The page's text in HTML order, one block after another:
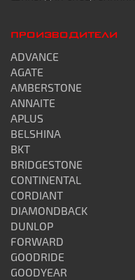
ПРОИЗВОДИТЕЛИ
ADVANCE
AGATE
AMBERSTONE
ANNAITE
APLUS
BELSHINA
BKT
BRIDGESTONE
CONTINENTAL
CORDIANT
DIAMONDBACK
DUNLOP
FORWARD
GOODRIDE
GOODYEAR